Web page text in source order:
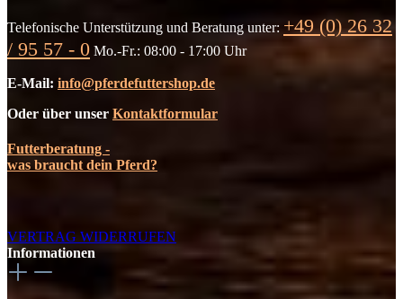
Telefonische Unterstützung und Beratung unter: +49 (0) 26 32
/ 95 57 - 0 Mo.-Fr.: 08:00 - 17:00 Uhr
E-Mail: info@pferdefuttershop.de
Oder über unser Kontaktformular
Futterberatung -
was braucht dein Pferd?
VERTRAG WIDERRUFEN
Informationen